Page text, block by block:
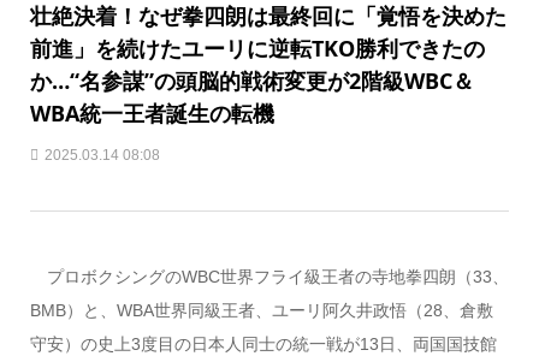
壮絶決着！なぜ拳四朗は最終回に「覚悟を決めた
前進」を続けたユーリに逆転TKO勝利できたの
か…“名参謀”の頭脳的戦術変更が2階級WBC＆
WBA統一王者誕生の転機
2025.03.14 08:08
プロボクシングのWBC世界フライ級王者の寺地拳四朗（33、
BMB）と、WBA世界同級王者、ユーリ阿久井政悟（28、倉敷
守安）の史上3度目の日本人同士の統一戦が13日、両国国技館